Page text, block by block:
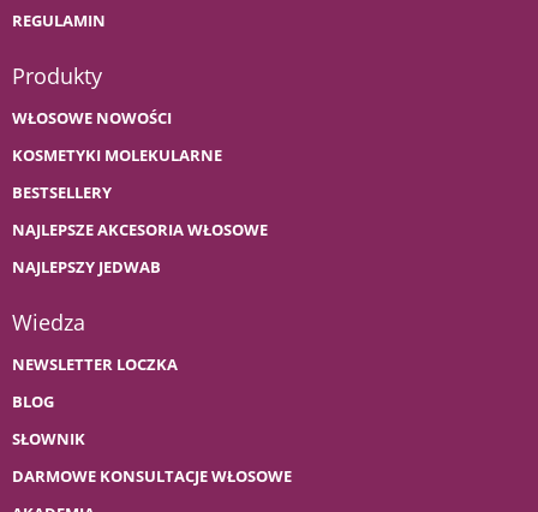
REGULAMIN
Produkty
WŁOSOWE NOWOŚCI
KOSMETYKI MOLEKULARNE
BESTSELLERY
NAJLEPSZE AKCESORIA WŁOSOWE
NAJLEPSZY JEDWAB
Wiedza
NEWSLETTER LOCZKA
BLOG
SŁOWNIK
DARMOWE KONSULTACJE WŁOSOWE